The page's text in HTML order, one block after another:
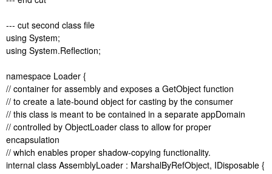
--- cut second class file
using System;
using System.Reflection;
namespace Loader {
// container for assembly and exposes a GetObject function
// to create a late-bound object for casting by the consumer
// this class is meant to be contained in a separate appDomain
// controlled by ObjectLoader class to allow for proper
encapsulation
// which enables proper shadow-copying functionality.
internal class AssemblyLoader : MarshalByRefObject, IDisposable {